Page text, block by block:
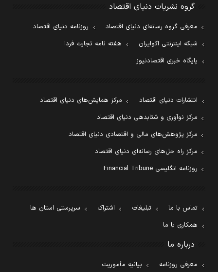
گروه نشریات دنیای اقتصاد
معرفی گروه رسانه‌ای دنیای اقتصاد
روزنامه دنیای اقتصاد
شبکه اینترنتی اکوایران
هفته نامه تجارت فردا
پایگاه خبری اقتصادنیوز
انتشارات دنیای اقتصاد
مرکز همایش‌های دنیای اقتصاد
مرکز نوآوری و شتابدهی دنیای اقتصاد
مرکز پژوهش‌های مالی و اقتصادی دنیای اقتصاد
مرکز راه حل‌های رسانه‌ای دنیای اقتصاد
روزنامه انگلیسی Financial Tribune
تماس با ما تبلیغات اشتراک
سرپرستی استان ها
همکاری با ما
درباره ما
معرفی روزنامه بیانیه مأموریت